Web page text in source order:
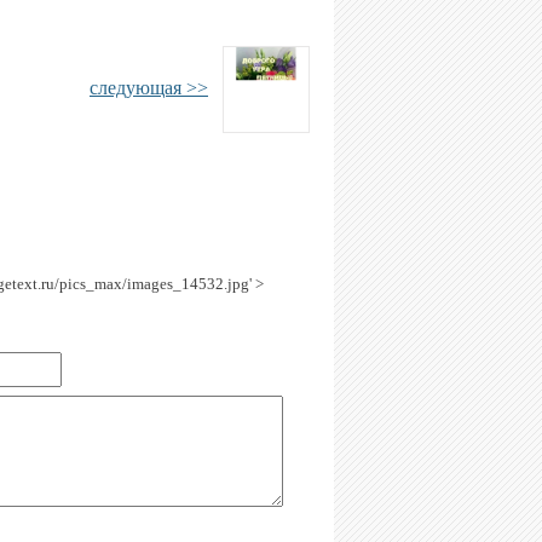
следующая >>
pics_max/images_14532.jpg' >